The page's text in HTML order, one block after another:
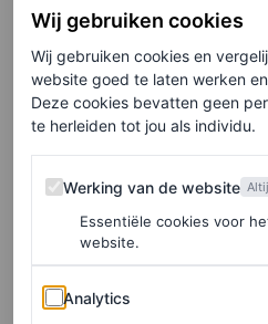
een prachtige jurk van Calvin
2025-collectie, vlak voordat
Doja Cat bij
2025:
Doja Cat, die daarna ten
maat gemaakte
ontwerp dat Tina Turner
Wij gebruiken cookies
Wij gebruiken cookies en
website goed te laten werken
Deze cookies bevatten geen
te herleiden tot jou als individu.
Werking van de website
Werking van de website
Essentiële cookies voor
website.
Analytics
Analytics